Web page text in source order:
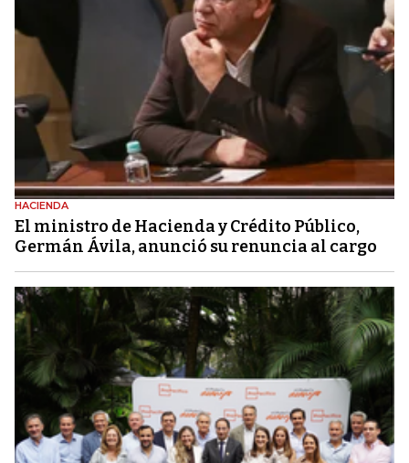
HACIENDA
El ministro de Hacienda y Crédito Público,
Germán Ávila, anunció su renuncia al cargo